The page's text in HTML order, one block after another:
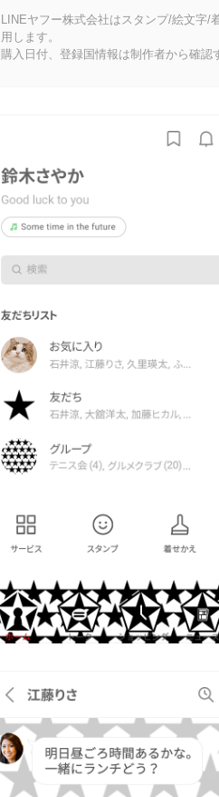
LINEヤフー株式会社はスタンプ/絵文字/
用します。
購入日付、登録国情報は制作者から確